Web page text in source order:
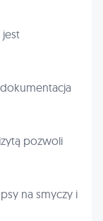
jest
pozwoli
na smyczy i